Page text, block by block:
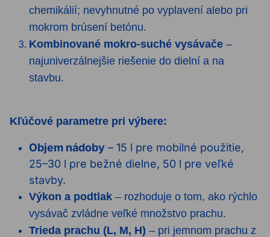
chemikálií; nevyhnutné po vyplavení alebo pri
mokrom brúsení betónu.
Kombinované mokro-suché vysávače –
najuniverzálnejšie riešenie do dielní a na
stavbu.
Kľúčové parametre pri výbere:
Objem nádoby – 15 l pre mobilné použitie,
25–30 l pre bežné dielne, 50 l pre veľké
stavby.
Výkon a podtlak – rozhoduje o tom, ako rýchlo
vysávač zvládne veľké množstvo prachu.
Trieda prachu (L, M, H) – pri jemnom prachu z